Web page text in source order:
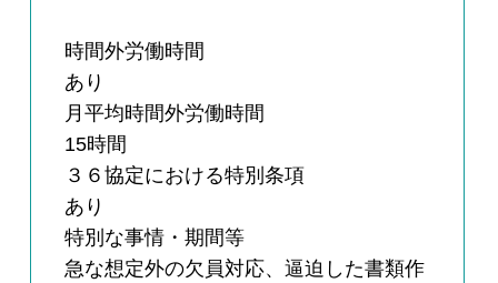
時間外労働時間
あり
月平均時間外労働時間
15時間
３６協定における特別条項
あり
特別な事情・期間等
急な想定外の欠員対応、逼迫した書類作